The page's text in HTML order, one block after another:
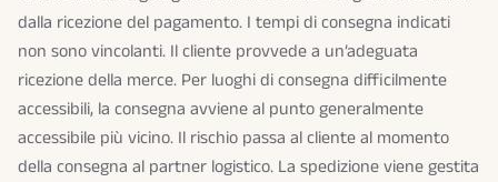
dalla ricezione del pagamento. I tempi di consegna indicati
non sono vincolanti. Il cliente provvede a un’adeguata
ricezione della merce. Per luoghi di consegna difficilmente
accessibili, la consegna avviene al punto generalmente
accessibile più vicino. Il rischio passa al cliente al momento
della consegna al partner logistico. La spedizione viene gestita